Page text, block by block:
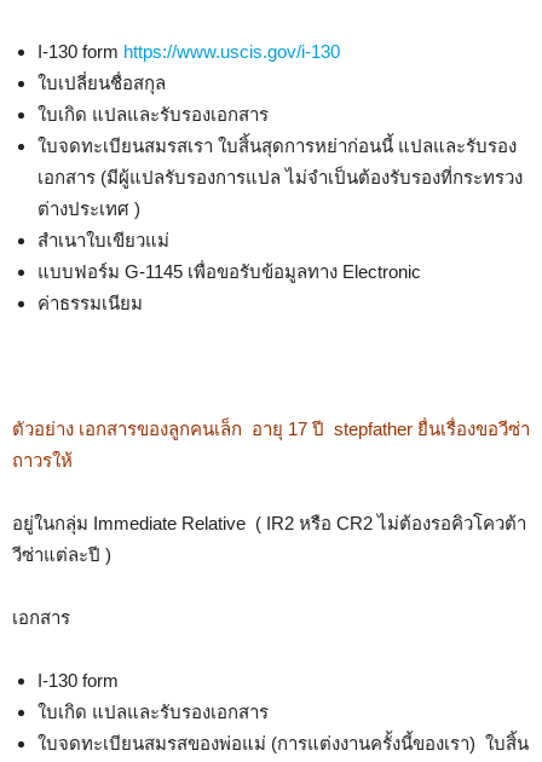
I-130 form https://www.uscis.gov/i-130
ใบเปลี่ยนชื่อสกุล
ใบเกิด แปลและรับรองเอกสาร
ใบจดทะเบียนสมรสเรา ใบสิ้นสุดการหย่าก่อนนี้ แปลและรับรอง
เอกสาร (มีผู้แปลรับรองการแปล ไม่จำเป็นต้องรับรองที่กระทรวง
ต่างประเทศ )
สำเนาใบเขียวแม่
แบบฟอร์ม G-1145 เพื่อขอรับข้อมูลทาง Electronic
ค่าธรรมเนียม
ตัวอย่าง เอกสารของลูกคนเล็ก อายุ 17 ปี stepfather ยื่นเรื่องขอวีซ่า
ถาวรให้
อยู่ในกลุ่ม Immediate Relative ( IR2 หรือ CR2 ไม่ต้องรอคิวโควต้า
วีซ่าแต่ละปี )
เอกสาร
I-130 form
ใบเกิด แปลและรับรองเอกสาร
ใบจดทะเบียนสมรสของพ่อแม่ (การแต่งงานครั้งนี้ของเรา) ใบสิ้น